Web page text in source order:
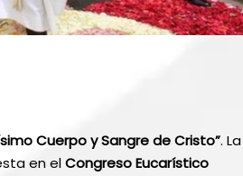
Cuerpo y Sangre de Cristo”. La
en elCongreso Eucarístico